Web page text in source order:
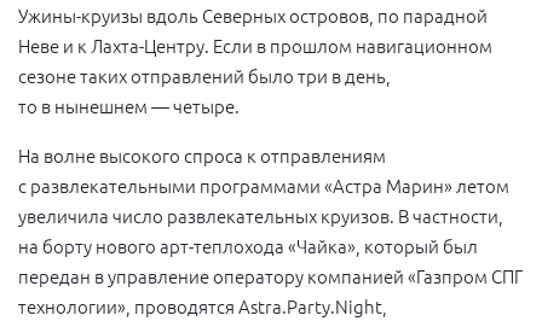
Ужины-круизы вдоль Северных островов, по парадной
Неве и к Лахта-Центру. Если в прошлом навигационном
сезоне таких отправлений было три в день,
то в нынешнем — четыре.
На волне высокого спроса к отправлениям
с развлекательными программами «Астра Марин» летом
увеличила число развлекательных круизов. В частности,
на борту нового арт-теплохода «Чайка», который был
передан в управление оператору компанией «Газпром СПГ
технологии», проводятся Astra.Party.Night,